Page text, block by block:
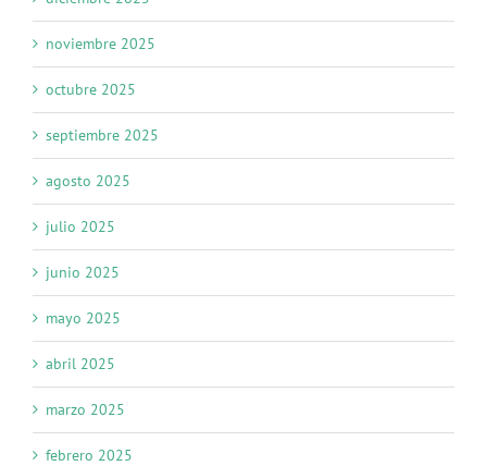
noviembre 2025
octubre 2025
septiembre 2025
agosto 2025
julio 2025
junio 2025
mayo 2025
abril 2025
marzo 2025
febrero 2025